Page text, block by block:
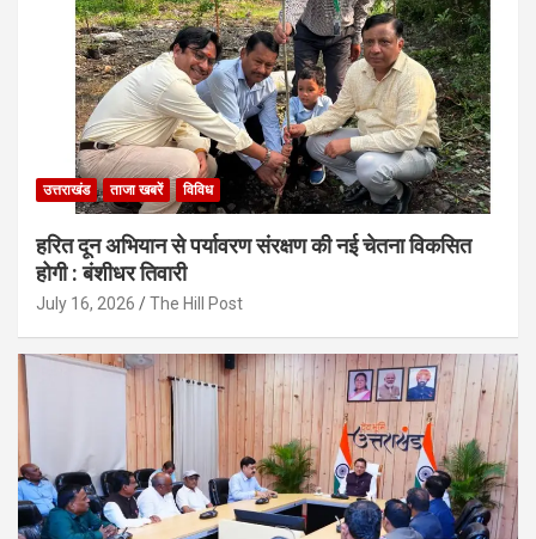
उत्तराखंड ताजा खबरें विविध
हरित दून अभियान से पर्यावरण संरक्षण की नई चेतना विकसित
होगी : बंशीधर तिवारी
July 16, 2026 The Hill Post